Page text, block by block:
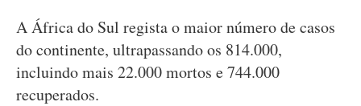
A África do Sul regista o maior número de casos
do continente, ultrapassando os 814.000,
incluindo mais 22.000 mortos e 744.000
recuperados.